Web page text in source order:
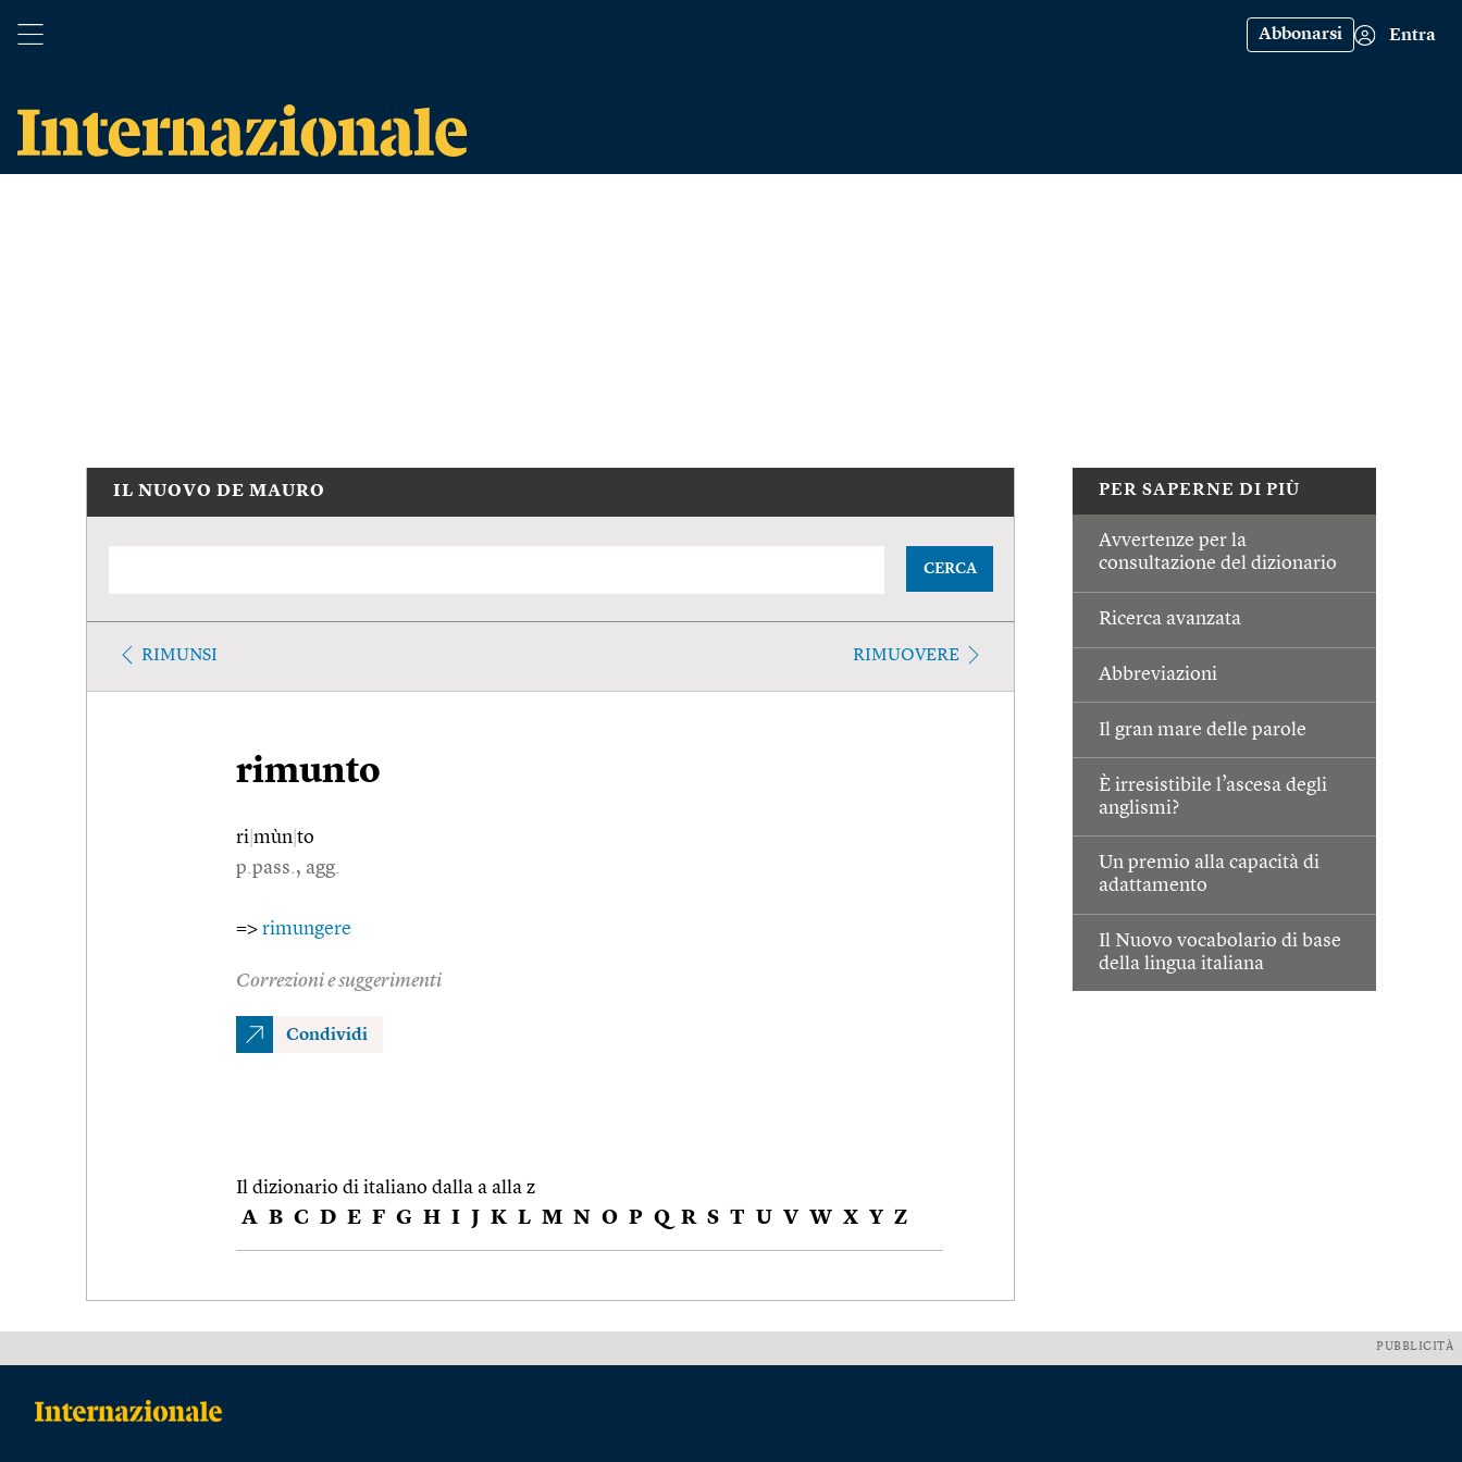
Abbonarsi Entra
PER SAPERNE DI PIÙ
Avvertenze per la
consultazione del dizionario
Ricerca avanzata
Abbreviazioni
Il gran mare delle parole
È irresistibile l’ascesa degli
anglismi?
Un premio alla capacità di
adattamento
Il Nuovo vocabolario di base
della lingua italiana
IL NUOVO DE MAURO
CERCA
RIMUNSI RIMUOVERE
rimunto
ri mùn to
p.pass., agg.
=> rimungere
Correzioni e suggerimenti
Condividi
Il dizionario di italiano dalla a alla z
A B C D E F G H I J K L M N O P Q R S T U V W X Y Z
PUBBLICITÀ